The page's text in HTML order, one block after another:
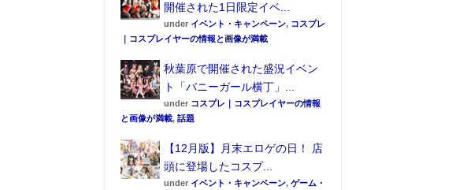
開催された1日限定イベ...
under イベント・キャンペーン, コスプレ
｜コスプレイヤーの情報と画像が満載
秋葉原で開催された盛況イベン
ト「バニーガール横丁」...
under コスプレ｜コスプレイヤーの情報
と画像が満載, 話題
【12月版】月末エロゲの日！ 店
頭に登場したコスプ...
under イベント・キャンペーン, ゲーム・